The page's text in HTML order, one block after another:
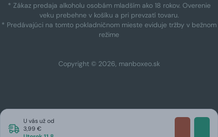
U vás už od
3,99 €
* Zákaz predaja alkoholu osobám mladším ako 18 rokov. Overenie
veku prebehne v košíku a pri prevzatí tovaru.
* Predávajúci na tomto pokladničnom mieste eviduje tržby v bežnom
režime
Copyright © 2026, manboxeo.sk